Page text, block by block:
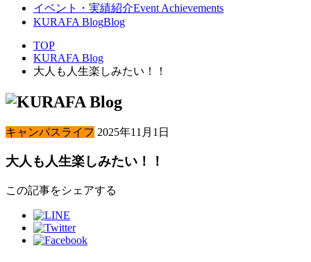
イベント・実績紹介Event Achievements
KURAFA BlogBlog
TOP
KURAFA Blog
大人も人生楽しみたい！！
キャンパスライフ 2025年11月1日
大人も人生楽しみたい！！
この記事をシェアする